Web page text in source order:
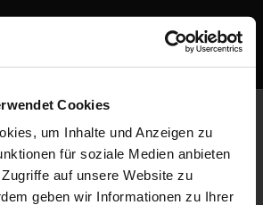
Cookies
um Inhalte und Anzeigen zu
für soziale Medien anbieten
auf unsere Website zu
geben wir Informationen zu Ihrer